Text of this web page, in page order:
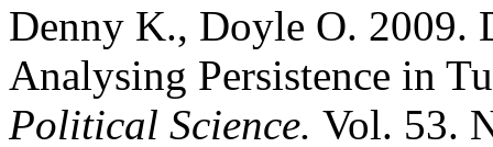
Denny K., Doyle O. 2009.
Analysing Persistence in
Political Science. Vol. 53.